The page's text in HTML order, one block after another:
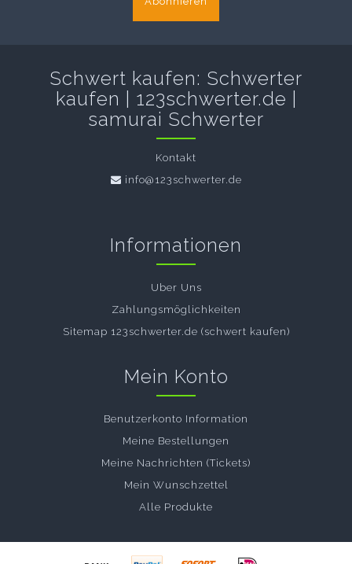
Schwert kaufen: Schwerter
kaufen | 123schwerter.de |
samurai Schwerter
Kontakt
info@123schwerter.de
Informationen
Uber Uns
Zahlungsmöglichkeiten
Sitemap 123schwerter.de (schwert kaufen)
Mein Konto
Benutzerkonto Information
Meine Bestellungen
Meine Nachrichten (Tickets)
Mein Wunschzettel
Alle Produkte